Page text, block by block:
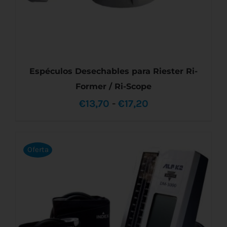
PRODUCTO
SELECCIONAR OPCIONES
ESTE
PRODUCTO
TIENE
MÚLTIPLES
VARIANTES.
LAS
OPCIONES
PUEDEN
DETALLES
Espéculos Desechables para Riester Ri-
Former / Ri-Scope
€13,70 - €17,20Rango
desde
€13,70
hasta
€17,20
Oferta